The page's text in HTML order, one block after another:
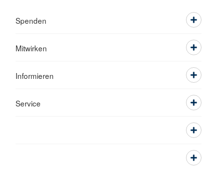
Spenden
Mitwirken
Informieren
Service